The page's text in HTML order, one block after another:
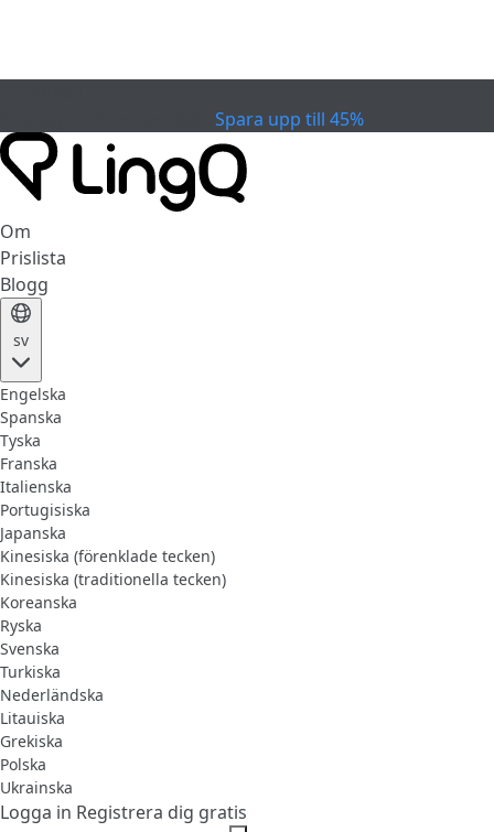
Spara upp till 45%
Om
Prislista
Blogg
sv
Engelska
Spanska
Tyska
Franska
Italienska
Portugisiska
Japanska
Kinesiska (förenklade tecken)
Kinesiska (traditionella tecken)
Koreanska
Ryska
Svenska
Turkiska
Nederländska
Litauiska
Grekiska
Polska
Ukrainska
Logga in Registrera dig gratis